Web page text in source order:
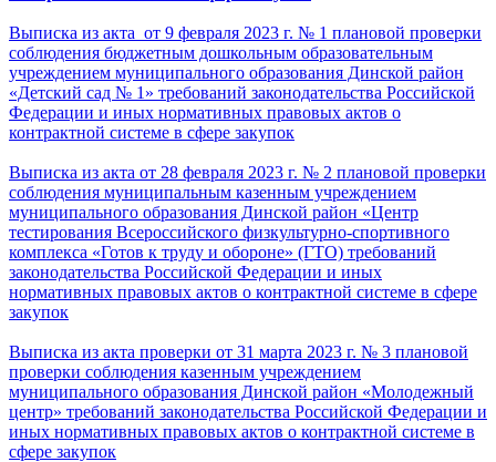
Выписка из акта от 9 февраля 2023 г. № 1 плановой проверки
соблюдения бюджетным дошкольным образовательным
учреждением муниципального образования Динской район
«Детский сад № 1» требований законодательства Российской
Федерации и иных нормативных правовых актов о
контрактной системе в сфере закупок
Выписка из акта от 28 февраля 2023 г. № 2 плановой проверки
соблюдения муниципальным казенным учреждением
муниципального образования Динской район «Центр
тестирования Всероссийского физкультурно-спортивного
комплекса «Готов к труду и обороне» (ГТО) требований
законодательства Российской Федерации и иных
нормативных правовых актов о контрактной системе в сфере
закупок
Выписка из акта проверки от 31 марта 2023 г. № 3 плановой
проверки соблюдения казенным учреждением
муниципального образования Динской район «Молодежный
центр» требований законодательства Российской Федерации и
иных нормативных правовых актов о контрактной системе в
сфере закупок